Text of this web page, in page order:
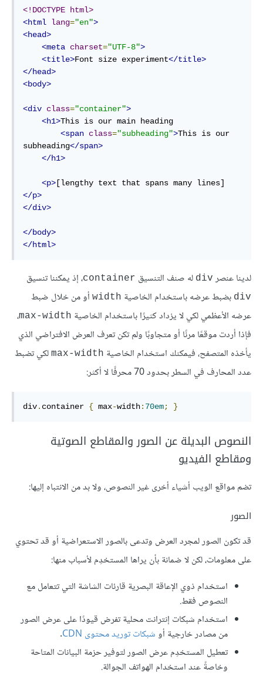
<!DOCTYPE html>
<html lang="en">
<head>
<meta charset="UTF-8">
<title>Font size experiment</title>
</head>
<body>
<div class="container">
<h1>This is our main heading
<span class="subheading">This is our
subheading</span>
</h1>
<p> [lengthy text that spans many lines]
</p>
</div>
</body>
</html>
لدينا عنصر div له صنف التنسيق container، إذ يمكننا تنسيق
div بضبط عرضه باستخدام الخاصية width أو من خلال ضبط
عرضه الأعظمي لكي لا يزداد كثيرًا باستخدام الخاصية max-width،
فإذا أردت موقعًا مرنًا أو متجاوبًا ولم تكن تعرف العرض الافتراضي الذي
يأخذه المتصفح، فيمكنك استخدام الخاصية max-width لكي تضبط
عدد المحارف في السطر بحدود 70 محرفًا لا أكثر:
div. container { max-width: 70em; }
النصوص البديلة عن الصور والمقاطع الصوتية
ومقاطع الفيديو
تضم مواقع الويب أشياء أخرى غير النصوص، ولا بد من الانتباه إليها:
الصور
قد تكون الصور لمجرد العرض وتدعى بالصور الاستعراضية أو قد تحتوي
على معلومات، لكن لا ضمانة بأن يراها المستخدِم لأسباب منها:
استخدام ذوي الإعاقة البصرية قارئات الشاشة التي تتعامل مع
النصوص فقط.
استخدام شبكات إنترانت محلية تفرض قيودًا على عرض الصور
من مصادر خارجية أوشبكات توريد محتوى CDN
.
تعطيل المستخدِم عرض الصور لتوفير حزمة البيانات المتاحة
وخاصةً عند استخدام الهواتف الجوالة.